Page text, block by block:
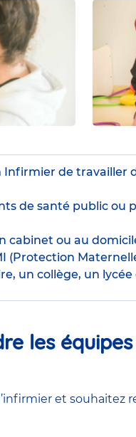
de travailler
de santé public ou
cabinet ou au
(Protection
un collège, un
les
et souhaitez